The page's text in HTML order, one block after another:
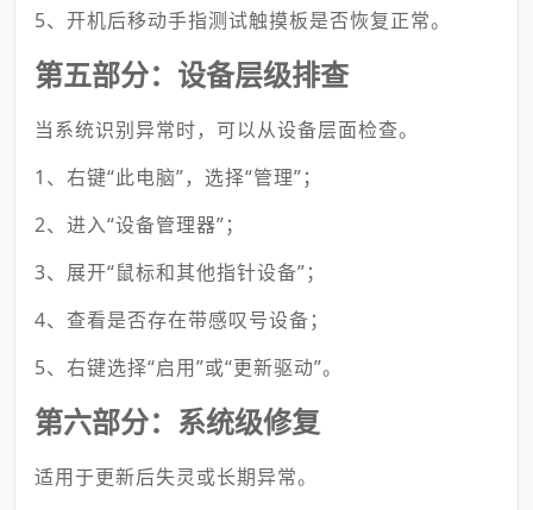
5、开机后移动手指测试触摸板是否恢复正常。
第五部分：设备层级排查
当系统识别异常时，可以从设备层面检查。
1、右键“此电脑”，选择“管理”；
2、进入“设备管理器”；
3、展开“鼠标和其他指针设备”；
4、查看是否存在带感叹号设备；
5、右键选择“启用”或“更新驱动”。
第六部分：系统级修复
适用于更新后失灵或长期异常。